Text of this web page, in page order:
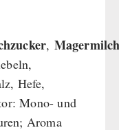
,
Hefe,
Mono- und
Aroma